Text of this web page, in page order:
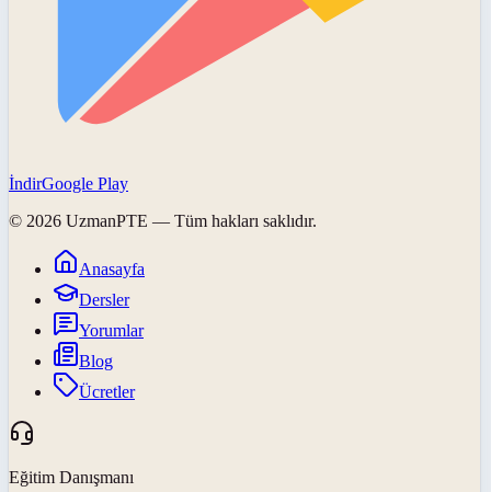
İndirGoogle Play
© 2026 UzmanPTE — Tüm hakları saklıdır.
Anasayfa
Dersler
Yorumlar
Blog
Ücretler
Eğitim Danışmanı